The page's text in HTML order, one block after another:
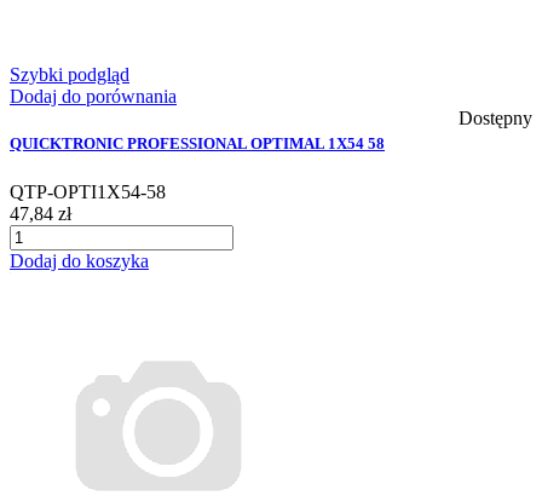
Szybki podgląd
Dodaj do porównania
Dostępny
QUICKTRONIC PROFESSIONAL OPTIMAL 1X54 58
QTP-OPTI1X54-58
47,84 zł
Dodaj do koszyka